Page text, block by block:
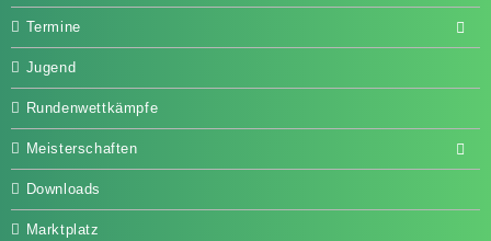
Termine
Jugend
Rundenwettkämpfe
Meisterschaften
Downloads
Marktplatz